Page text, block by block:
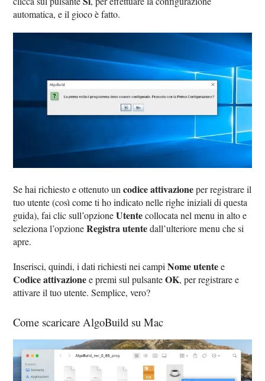
automatica, e il gioco è fatto.
Se hai richiesto e ottenuto uncodice attivazioneper registrare il
tuo utente (così come ti ho indicato nelle righe iniziali di questa
guida), fai clic sull’opzioneUtentecollocata nel menu in alto e
seleziona l’opzioneRegistra utentedall’ulteriore menu che si
apre.
Inserisci, quindi, i dati richiesti nei campiNome utentee
Codice attivazionee premi sul pulsanteOK, per registrare e
attivare il tuo utente. Semplice, vero?
Come scaricare AlgoBuild su Mac